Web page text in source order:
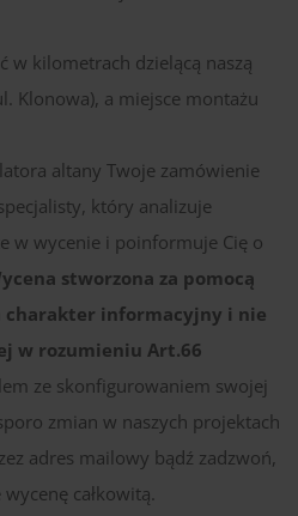
w kilometrach dzielącą naszą
Klonowa), a miejsce montażu
altany Twoje zamówienie
który analizuje
w wycenie i poinformuje Cię o
stworzona za pomocą
informacyjny i nie
w rozumieniu Art.66
ze skonfigurowaniem swojej
zmian w naszych projektach
adres mailowy bądź zadzwoń,
całkowitą.